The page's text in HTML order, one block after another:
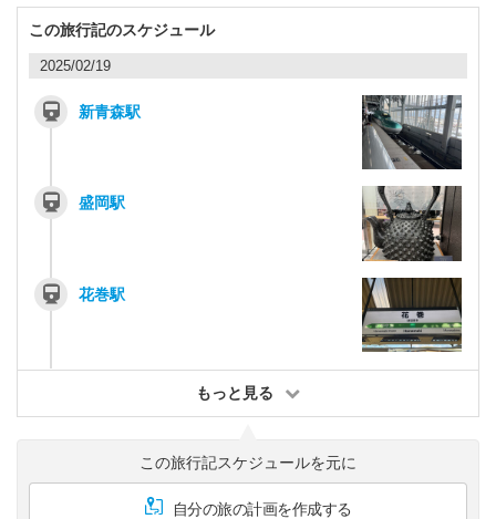
この旅行記のスケジュール
2025/02/19
新青森駅
盛岡駅
花巻駅
もっと見る
この旅行記スケジュールを元に
自分の旅の計画を作成する